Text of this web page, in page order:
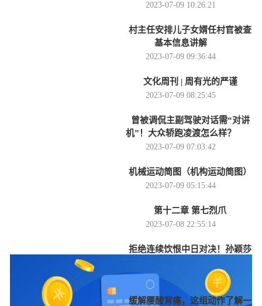
2023-07-09 10:26:21
村主任安排儿子女婿任村官被查
基本信息讲解
2023-07-09 09:36:44
文化周刊 | 周有光的严谨
2023-07-09 08:25:45
曾被调侃主副驾驶对话需“对讲
机”！大众轿跑凌渡怎么样？
2023-07-09 07:03:42
机械运动简图（机构运动简图）
2023-07-09 05:15:44
第十二章 第七烈爪
2023-07-08 22:55:14
拒绝连续饮恨中日对决！孙颖莎
3-2早田希娜，半决赛静待王曼昱！
2023-07-08 21:31:48
缓解腰酸背痛，这组动作了解一